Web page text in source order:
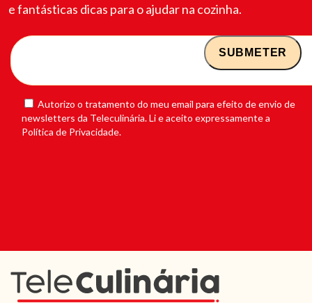
e fantásticas dicas para o ajudar na cozinha.
Autorizo o tratamento do meu email para efeito de envio de
newsletters da Teleculinária. Li e aceito expressamente a
Política de Privacidade.